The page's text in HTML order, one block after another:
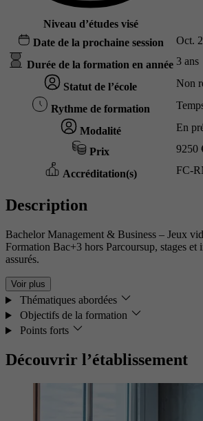
Niveau d’études visé
Date de la prochaine session Oct.
Durée de la formation en année 3 ans
Statut de l’école Non
Rythme de formation
Modalité En
Prix 9250
Accréditation(s) FC-
Description
Bachelor Management & Business – Jeux
Formation Bac+3 hors Parcoursup, stages et
assurés.
Voir plus
Thématiques abordées
Objectifs de la formation
Points forts
Découvrir l’établissement